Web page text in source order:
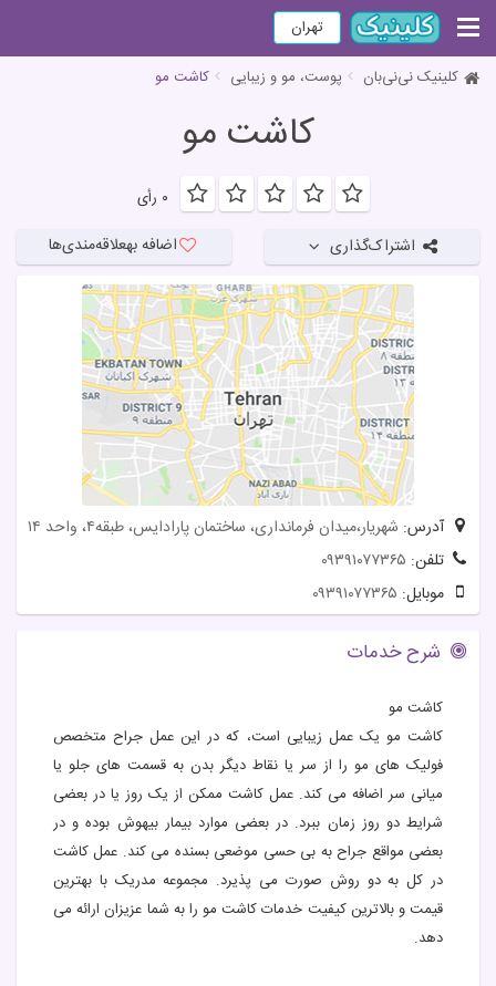
تهران
کلینیک نی‌نی‌بان پوست، مو و زیبایی کاشت مو
کاشت مو
۰ رأی
اشتراک‌گذاری اضافه بهعلاقه‌مندی‌ها
آدرس: شهریار،میدان فرمانداری، ساختمان پارادایس، طبقه۴، واحد ۱۴
تلفن: ۰۹۳۹۱۰۷۷۳۶۵
موبایل: ۰۹۳۹۱۰۷۷۳۶۵
شرح خدمات
کاشت مو
کاشت مو یک عمل زیبایی است، که در این عمل جراح متخصص
فولیک های مو را از سر یا نقاط دیگر بدن به قسمت های جلو یا
میانی سر اضافه می کند. عمل کاشت ممکن از یک روز یا در بعضی
شرایط دو روز زمان ببرد. در بعضی موارد بیمار بیهوش بوده و در
بعضی مواقع جراح به بی حسی موضعی بسنده می کند. عمل کاشت
در کل به دو روش صورت می پذیرد. مجموعه مدریک با بهترین
قیمت و بالاترین کیفیت خدمات کاشت مو را به شما عزیزان ارائه می
دهد.